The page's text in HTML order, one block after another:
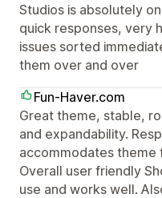
Studios is absolutely
quick responses, very
issues sorted
them over and over
Fun-Haver.com
Great theme, stable,
and expandability.
accommodates theme
Overall user friendly
use and works well.